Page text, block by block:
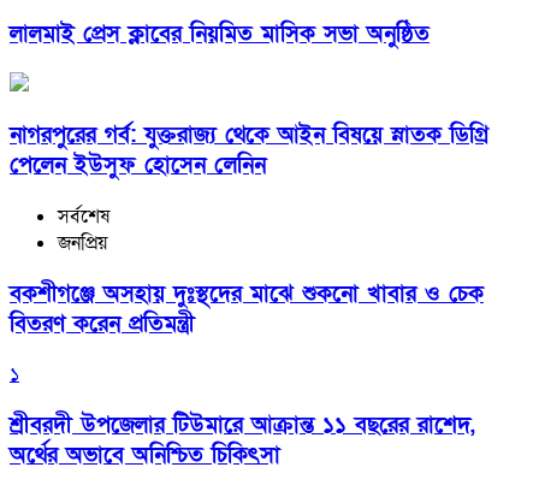
লালমাই প্রেস ক্লাবের নিয়মিত মাসিক সভা অনুষ্ঠিত
নাগরপুরের গর্ব: যুক্তরাজ্য থেকে আইন বিষয়ে স্নাতক ডিগ্রি
পেলেন ইউসুফ হোসেন লেনিন
সর্বশেষ
জনপ্রিয়
বকশীগঞ্জে অসহায় দুঃস্থদের মাঝে শুকনো খাবার ও চেক
বিতরণ করেন প্রতিমন্ত্রী
১
শ্রীবরদী উপজেলার টিউমারে আক্রান্ত ১১ বছরের রাশেদ,
অর্থের অভাবে অনিশ্চিত চিকিৎসা